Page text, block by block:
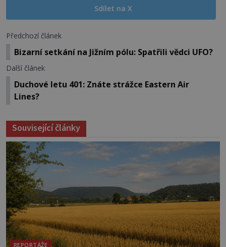
Sdílet na X
Předchozí článek
Bizarní setkání na Jižním pólu: Spatřili vědci UFO?
Další článek
Duchové letu 401: Znáte strážce Eastern Air
Lines?
Související články
REPORTÁŽE